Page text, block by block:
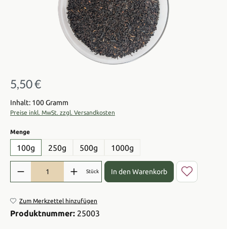
Regulärer Preis:
5,50 €
Inhalt: 100 Gramm
Preise inkl. MwSt. zzgl. Versandkosten
Mengeauswählen
100g 250g 500g 1000g
Produkt Anzahl: Gib den gewünschten Wert ein oder benutze die
Stück In den Warenkorb
Zum Merkzettel hinzufügen
Produktnummer: 25003